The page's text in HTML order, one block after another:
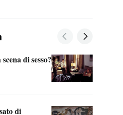
di sesso?
di